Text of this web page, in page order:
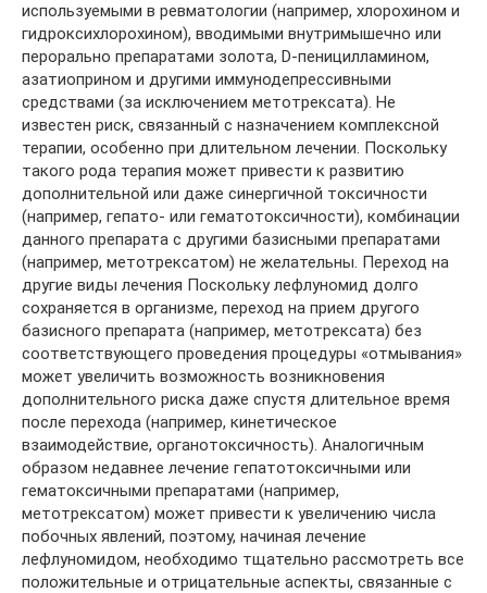
используемыми в ревматологии (например, хлорохином и
гидроксихлорохином), вводимыми внутримышечно или
перорально препаратами золота, D-пеницилламином,
азатиоприном и другими иммунодепрессивными
средствами (за исключением метотрексата). Не
известен риск, связанный с назначением комплексной
терапии, особенно при длительном лечении. Поскольку
такого рода терапия может привести к развитию
дополнительной или даже синергичной токсичности
(например, гепато- или гематотоксичности), комбинации
данного препарата с другими базисными препаратами
(например, метотрексатом) не желательны. Переход на
другие виды лечения Поскольку лефлуномид долго
сохраняется в организме, переход на прием другого
базисного препарата (например, метотрексата) без
соответствующего проведения процедуры «отмывания»
может увеличить возможность возникновения
дополнительного риска даже спустя длительное время
после перехода (например, кинетическое
взаимодействие, органотоксичность). Аналогичным
образом недавнее лечение гепатотоксичными или
гематоксичными препаратами (например,
метотрексатом) может привести к увеличению числа
побочных явлений, поэтому, начиная лечение
лефлуномидом, необходимо тщательно рассмотреть все
положительные и отрицательные аспекты, связанные с